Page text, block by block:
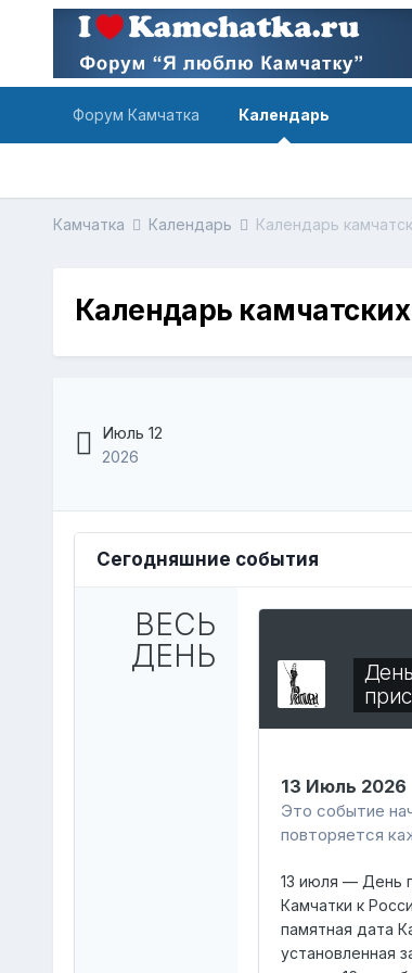
Форум Камчатка Календарь
Камчатка Календарь Календарь
Календарь
Июль 12
2026
Сегодняшние события
ВЕСЬ
ДЕНЬ
День
13 Июль 2026
Это событие
повторяется
13 июля — День
Камчатки к
памятная дата
установленная